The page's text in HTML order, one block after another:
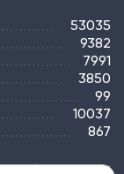
53035
9382
7991
3850
99
10037
867
САЙТА ТЭГИ